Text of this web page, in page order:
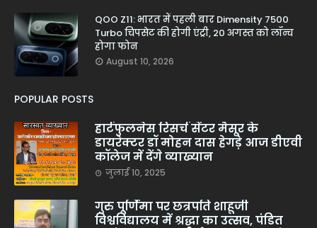
QOO Z11: भारत में पहली बार Dimensity 7500
Turbo चिपसेट की होगी एंट्री, 20 अगस्त को लॉन्च
होगा फोन
August 10, 2026
POPULAR POSTS
हार्टफुलनेस रिसर्च सेंटर मैसूर के
डायरेक्टर डॉ मोहन दास हेगड़े आज डीएवी
कॉलेज में देंगे व्याख्यान
जुलाई 10, 2025
गुरु पूर्णिमा पर छत्रपति शाहूजी
विश्वविद्यालय में श्रद्धा का उत्सव, पंडित